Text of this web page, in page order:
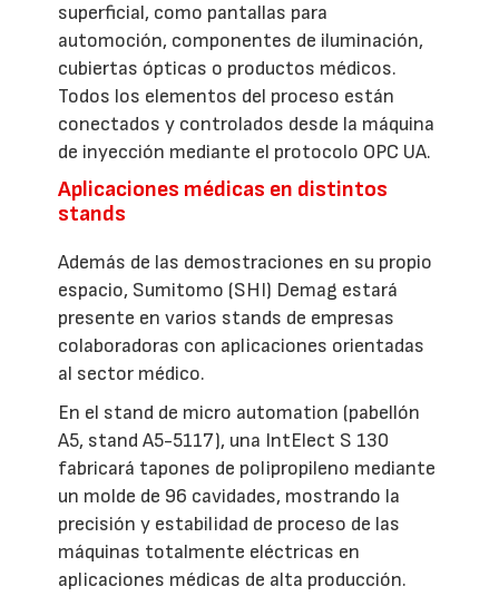
superficial, como pantallas para
automoción, componentes de iluminación,
cubiertas ópticas o productos médicos.
Todos los elementos del proceso están
conectados y controlados desde la máquina
de inyección mediante el protocolo OPC UA.
Aplicaciones médicas en distintos
stands
Además de las demostraciones en su propio
espacio, Sumitomo (SHI) Demag estará
presente en varios stands de empresas
colaboradoras con aplicaciones orientadas
al sector médico.
En el stand de micro automation (pabellón
A5, stand A5-5117), una IntElect S 130
fabricará tapones de polipropileno mediante
un molde de 96 cavidades, mostrando la
precisión y estabilidad de proceso de las
máquinas totalmente eléctricas en
aplicaciones médicas de alta producción.